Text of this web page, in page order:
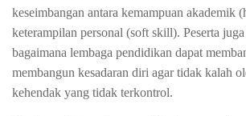
keseimbangan antara kemampuan akademik
keterampilan personal (soft skill). Peserta
bagaimana lembaga pendidikan dapat
membangun kesadaran diri agar tidak kalah
kehendak yang tidak terkontrol.